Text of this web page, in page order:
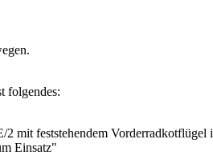
folgendes:
mit feststehendem
Einsatz"